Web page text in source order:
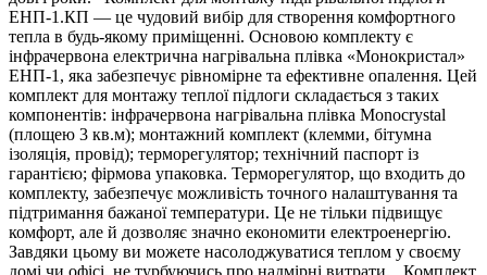
ЕНП-1.КП — це чудовий вибір для створення комфортного
тепла в будь-якому приміщенні. Основою комплекту є
інфрачервона електрична нагрівальна плівка «Монокристал»
ЕНП-1, яка забезпечує рівномірне та ефективне опалення. Цей
комплект для монтажу теплої підлоги складається з таких
компонентів: інфрачервона нагрівальна плівка Monocrystal
(площею 3 кв.м); монтажний комплект (клемми, бітумна
ізоляція, провід); терморегулятор; технічний паспорт із
гарантією; фірмова упаковка. Терморегулятор, що входить до
комплекту, забезпечує можливість точного налаштування та
підтримання бажаної температури. Це не тільки підвищує
комфорт, але й дозволяє значно економити електроенергію.
Завдяки цьому ви можете насолоджуватися теплом у своєму
домі чи офісі, не турбуючись про надмірні витрати. Комплект